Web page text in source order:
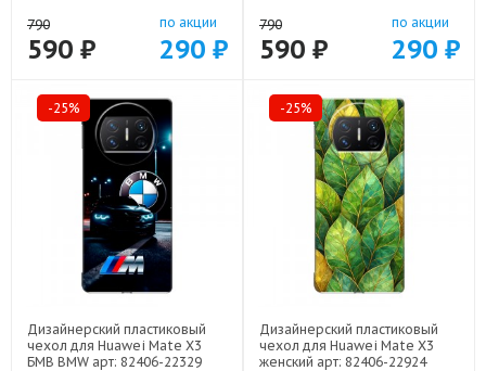
790
590 ₽
по акции
290 ₽
790
590 ₽
по акции
290 ₽
-25%
Дизайнерский пластиковый
чехол для Huawei Mate X3
БМВ BMW арт: 82406-22329
-25%
Дизайнерский пластиковый
чехол для Huawei Mate X3
женский арт: 82406-22924